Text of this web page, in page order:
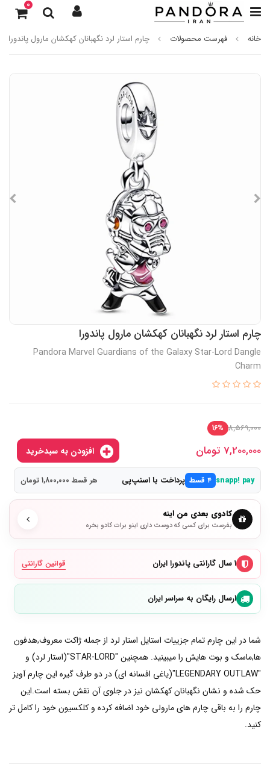
0
خانه فهرست محصولات چارم استار لرد نگهبانان کهکشان مارول پاندورا
چارم استار لرد نگهبانان کهکشان مارول پاندورا
Pandora Marvel Guardians of the Galaxy Star-Lord Dangle
Charm
8,569,000
16%
7,200,000 تومان
snapp! pay ۴ قسط پرداخت با اسنپ‌پی هر قسط 1,800,000 تومان
کادوی بعدی من اینه
بفرست برای کسی که دوست داری اینو برات کادو بخره
۱ سال گارانتی پاندورا ایران قوانین گارانتی
ارسال رایگان به سراسر ایران
شما در این چارم تمام جزییات استایل استار لرد از جمله ژاکت معروف,هدفون
ها,ماسک و بوت هایش را میبینید. همچنین "STAR-LORD"(استار لرد) و
"LEGENDARY OUTLAW"(یاغی افسانه ای) در دو طرف گیره این چارم آویز
حک شده و نشان نگهبانان کهکشان نیز در جلوی آن نقش بسته است.این
چارم را به باقی چارم های مارولی خود اضافه کرده و کلکسیون خود را کامل تر
کنید.